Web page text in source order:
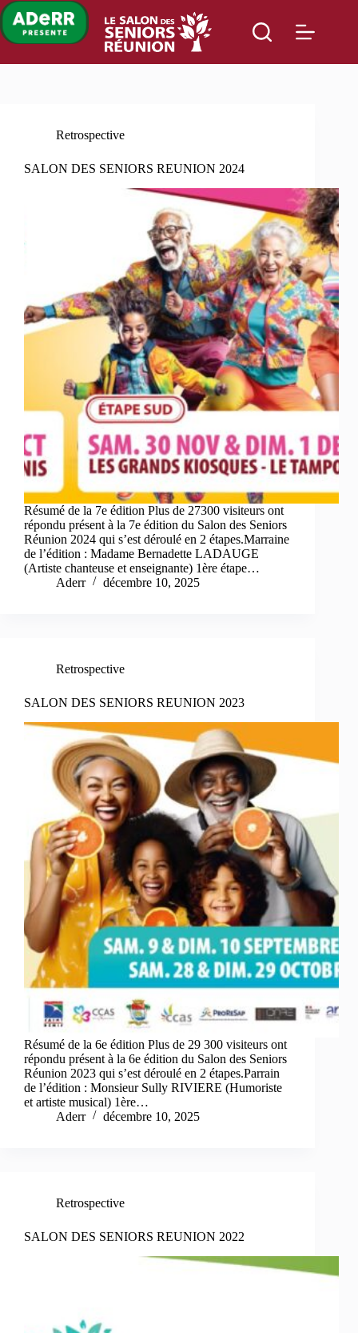
Passer
au
contenu
Retrospective
SALON DES SENIORS REUNION 2024
Résumé de la 7e édition Plus de 27300 visiteurs ont
répondu présent à la 7e édition du Salon des Seniors
Réunion 2024 qui s’est déroulé en 2 étapes.Marraine
de l’édition : Madame Bernadette LADAUGE
(Artiste chanteuse et enseignante) 1ère étape…
Aderr
décembre 10, 2025
Retrospective
SALON DES SENIORS REUNION 2023
Résumé de la 6e édition Plus de 29 300 visiteurs ont
répondu présent à la 6e édition du Salon des Seniors
Réunion 2023 qui s’est déroulé en 2 étapes.Parrain
de l’édition : Monsieur Sully RIVIERE (Humoriste
et artiste musical) 1ère…
Aderr
décembre 10, 2025
Retrospective
SALON DES SENIORS REUNION 2022